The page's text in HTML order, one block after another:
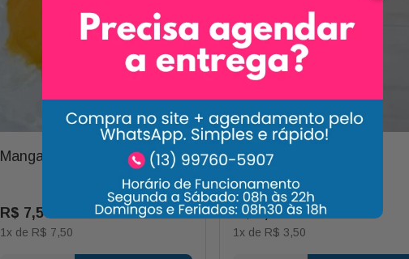
Manga Picada 80g
R$ 7,50
1x de R$ 7,50
Laranja Und
R$ 3,50
1x de R$ 3,50